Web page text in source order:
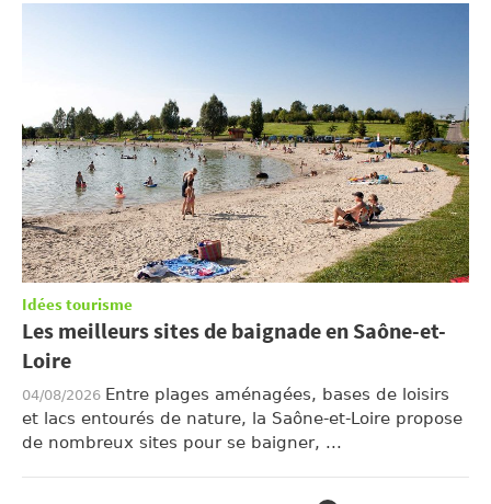
Idées tourisme
Les meilleurs sites de baignade en Saône-et-
Loire
04/08/2026 Entre plages aménagées, bases de loisirs
et lacs entourés de nature, la Saône-et-Loire propose
de nombreux sites pour se baigner, ...